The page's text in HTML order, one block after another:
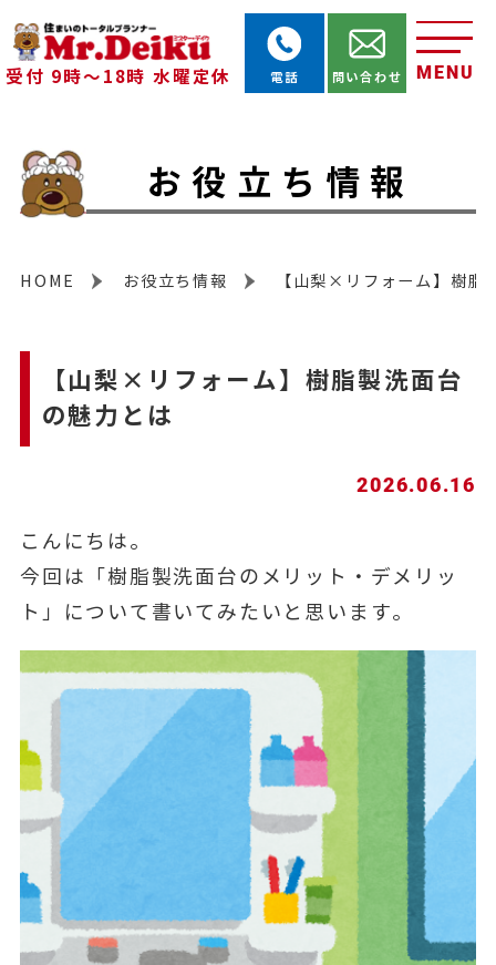
受付 9時～18時 水曜定休 MENU
電話 問い合わせ
お役立ち情報
HOME お役立ち情報 【山梨×リフォーム】樹脂
【山梨×リフォーム】樹脂製洗面台
の魅力とは
2026.06.16
こんにちは。
今回は「樹脂製洗面台のメリット・デメリッ
ト」について書いてみたいと思います。